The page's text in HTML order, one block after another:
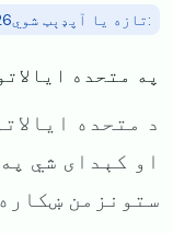
:تازه یا آپډېټ شوي7/7/2026
په متحده
د متحده
او کېدای شي
ستونزمن